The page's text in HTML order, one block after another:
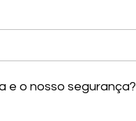
e o nosso segurança?